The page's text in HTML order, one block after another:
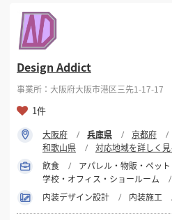
Design Addict
事業所：大阪府大阪市港区三先1-17-17
1件
大阪府 兵庫県 京都府
和歌山県
対応地域を詳しく見
飲食
アパレル・物販・ペット
学校・オフィス・ショールーム
内装デザイン設計
内装施工